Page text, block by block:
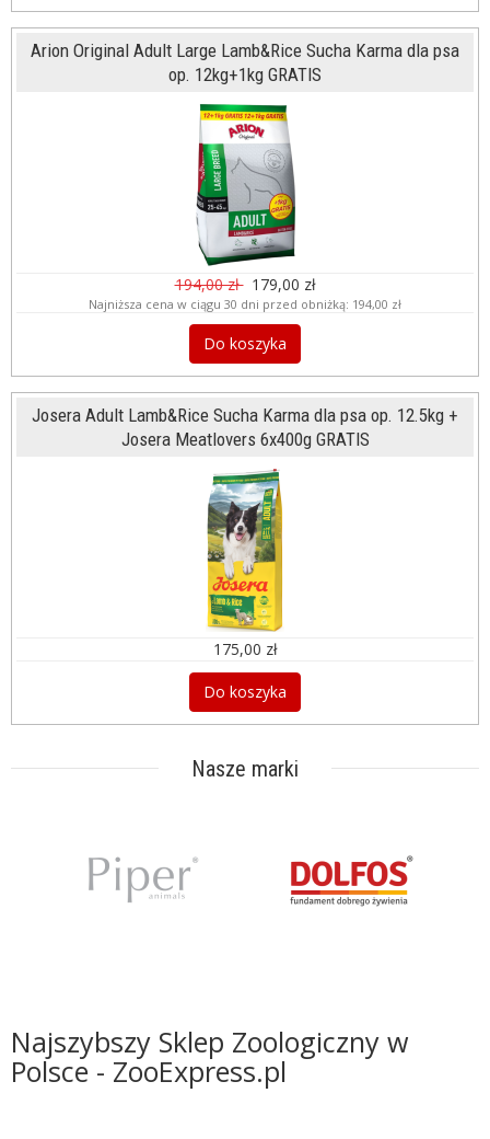
Arion Original Adult Large Lamb&Rice Sucha Karma dla psa
op. 12kg+1kg GRATIS
194,00 zł 179,00 zł
Najniższa cena w ciągu 30 dni przed obniżką: 194,00 zł
Do koszyka
Josera Adult Lamb&Rice Sucha Karma dla psa op. 12.5kg +
Josera Meatlovers 6x400g GRATIS
175,00 zł
Do koszyka
Nasze marki
Najszybszy Sklep Zoologiczny w
Polsce - ZooExpress.pl